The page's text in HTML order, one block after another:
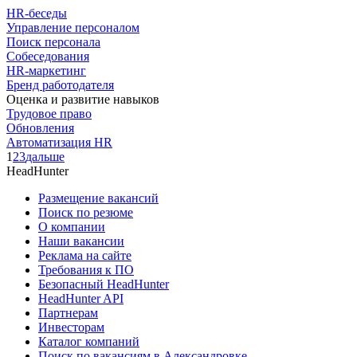
HR-беседы
Управление персоналом
Поиск персонала
Собеседования
HR-маркетинг
Бренд работодателя
Оценка и развитие навыков
Трудовое право
Обновления
Автоматизация HR
1 23дальше
HeadHunter
Размещение вакансий
Поиск по резюме
О компании
Наши вакансии
Реклама на сайте
Требования к ПО
Безопасный HeadHunter
HeadHunter API
Партнерам
Инвесторам
Каталог компаний